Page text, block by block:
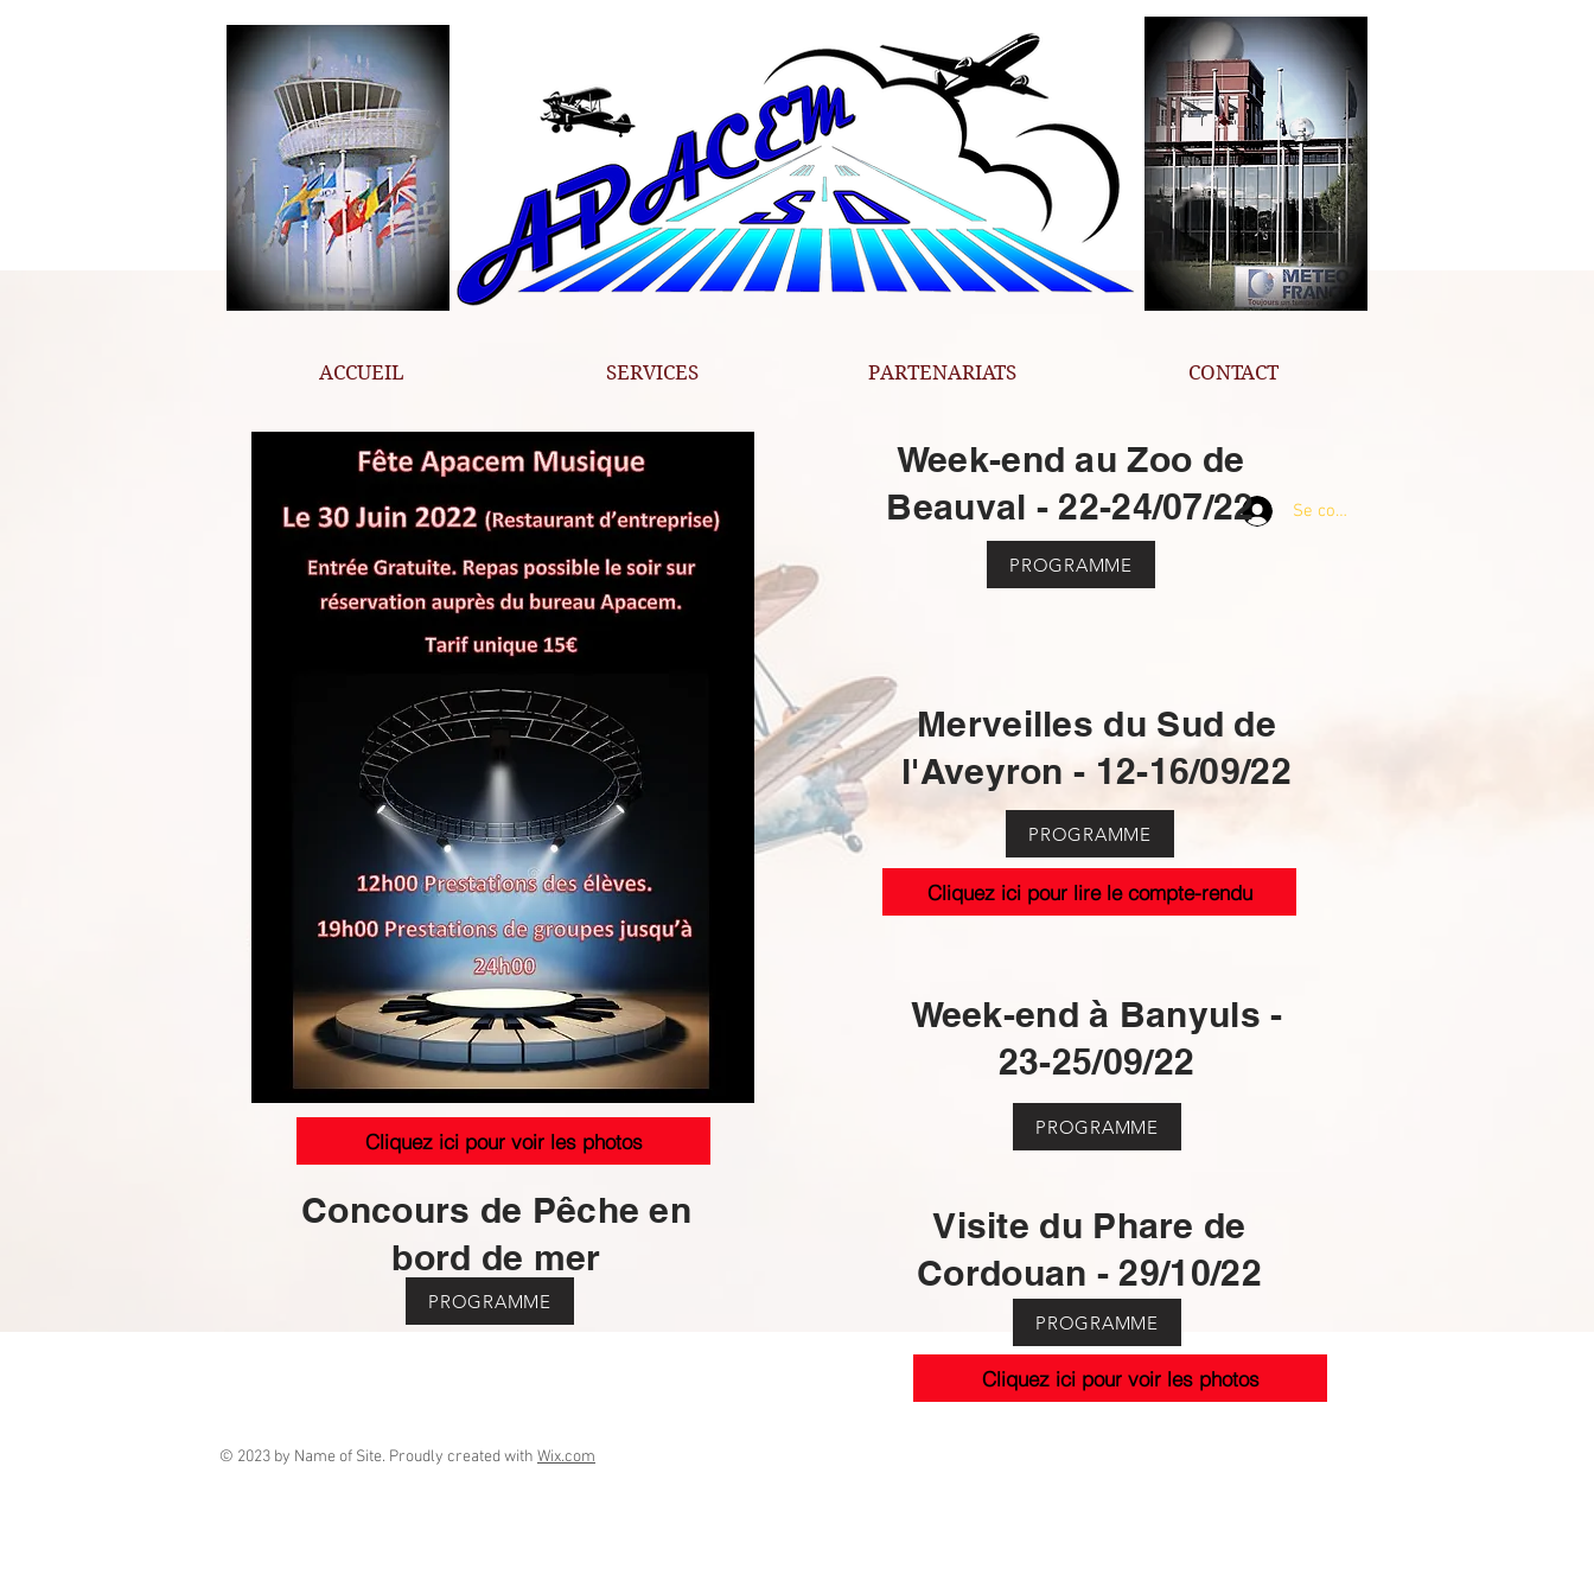
ACCUEIL SERVICES PARTENARIATS CONTACT
Se connecter
Cliquez ici pour voir les photos
Concours de Pêche en
bord de mer
PROGRAMME
Week-end au Zoo de
Beauval - 22-24/07/22
PROGRAMME
Merveilles du Sud de
l'Aveyron - 12-16/09/22
PROGRAMME
Cliquez ici pour lire le compte-rendu
Week-end à Banyuls -
23-25/09/22
PROGRAMME
Visite du Phare de
Cordouan - 29/10/22
PROGRAMME
Cliquez ici pour voir les photos
© 2023 by Name of Site. Proudly created with Wix.com